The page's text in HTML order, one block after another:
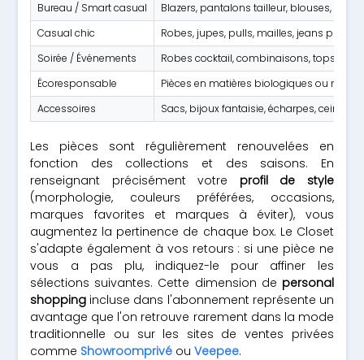
Bureau / Smart casual
Blazers, pantalons tailleur, blouses,
Casual chic
Robes, jupes, pulls, mailles, jeans
Soirée / Événements
Robes cocktail, combinaisons, tops
Écoresponsable
Pièces en matières biologiques ou
Accessoires
Sacs, bijoux fantaisie, écharpes, ceintures
Les pièces sont régulièrement renouvelées en
fonction des collections et des saisons. En
renseignant précisément votre profil de style
(morphologie, couleurs préférées, occasions,
marques favorites et marques à éviter), vous
augmentez la pertinence de chaque box. Le Closet
s'adapte également à vos retours : si une pièce ne
vous a pas plu, indiquez-le pour affiner les
sélections suivantes. Cette dimension de personal
shopping incluse dans l'abonnement représente un
avantage que l'on retrouve rarement dans la mode
traditionnelle ou sur les sites de ventes privées
comme Showroomprivé ouVeepee.